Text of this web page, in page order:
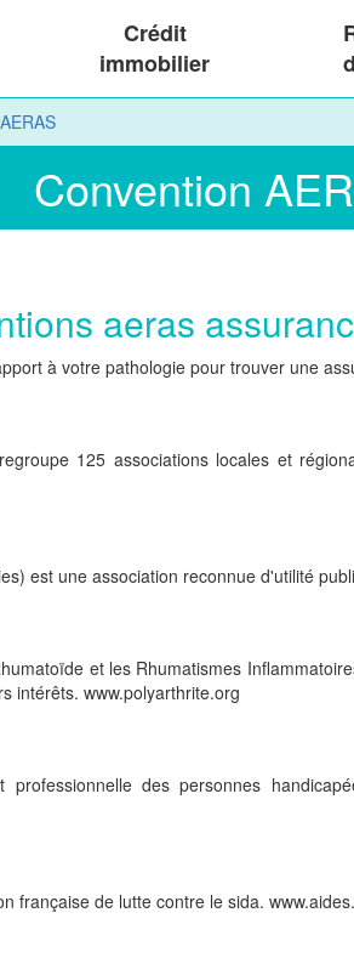
Crédit
immobilier
Convention
aeras
à votre pathologie pour trouver une
125 associations locales et
est une association reconnue d'utilité
et les Rhumatismes
intérêts. www.polyarthrite.org
professionnelle des personnes
française de lutte contre le sida.